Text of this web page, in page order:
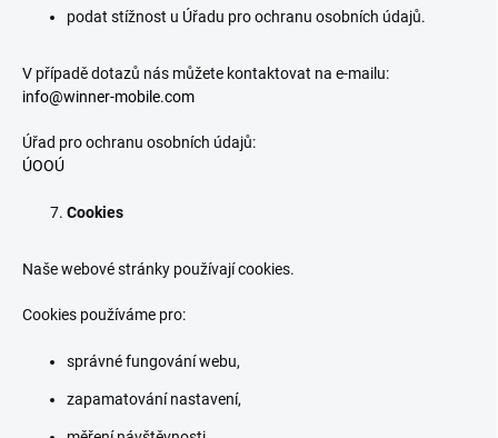
podat stížnost u Úřadu pro ochranu osobních údajů.
V případě dotazů nás můžete kontaktovat na e-mailu:
info@winner-mobile.com
Úřad pro ochranu osobních údajů:
ÚOOÚ
Cookies
Naše webové stránky používají cookies.
Cookies používáme pro:
správné fungování webu,
zapamatování nastavení,